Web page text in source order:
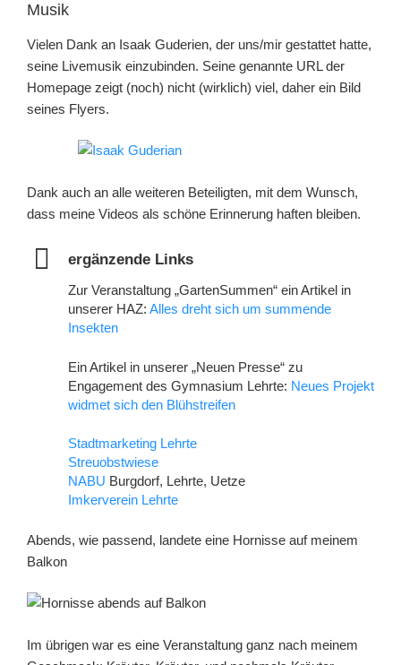
Musik
Vielen Dank an Isaak Guderien, der uns/mir gestattet hatte,
seine Livemusik einzubinden. Seine genannte URL der
Homepage zeigt (noch) nicht (wirklich) viel, daher ein Bild
seines Flyers.
Dank auch an alle weiteren Beteiligten, mit dem Wunsch,
dass meine Videos als schöne Erinnerung haften bleiben.
ergänzende Links
Zur Veranstaltung „GartenSummen“ ein Artikel in
unserer HAZ: Alles dreht sich um summende
Insekten
Ein Artikel in unserer „Neuen Presse“ zu
Engagement des Gymnasium Lehrte: Neues Projekt
widmet sich den Blühstreifen
Stadtmarketing Lehrte
Streuobstwiese
NABU Burgdorf, Lehrte, Uetze
Imkerverein Lehrte
Abends, wie passend, landete eine Hornisse auf meinem
Balkon
Im übrigen war es eine Veranstaltung ganz nach meinem